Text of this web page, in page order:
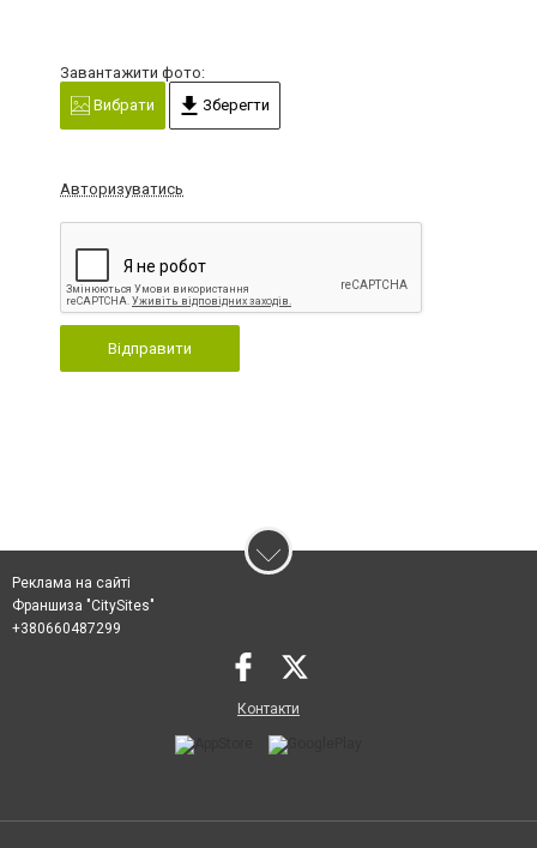
Завантажити фото:
Вибрати
Зберегти
Авторизуватись
Відправити
Реклама на сайті
Франшиза "CitySites"
+380660487299
Контакти